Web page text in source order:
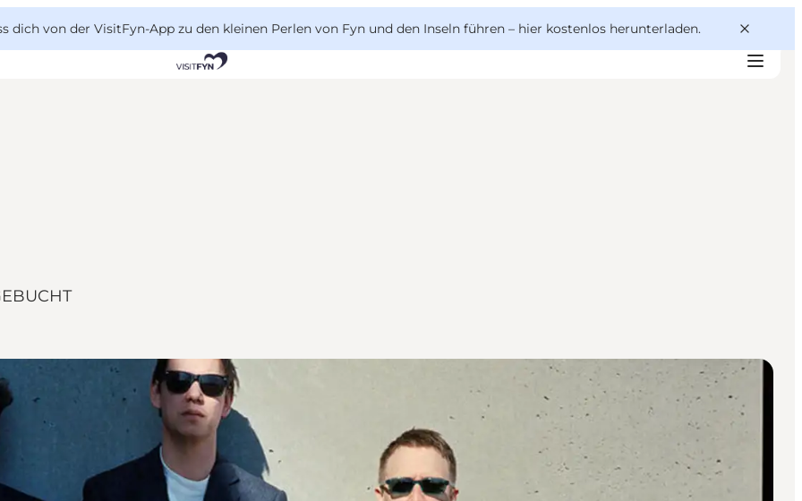
dich von der VisitFyn-App zu den kleinen Perlen von Fyn und den Inseln führen – hier kostenlos herunterladen.